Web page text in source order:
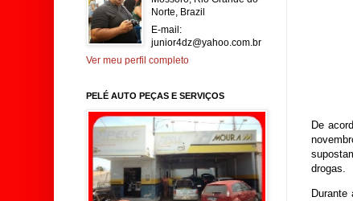
De
drogas.
Norte, Brazil
E-mail:
junior4dz@yahoo.com.br
Ver meu perfil completo
PELÉ AUTO PEÇAS E SERVIÇOS